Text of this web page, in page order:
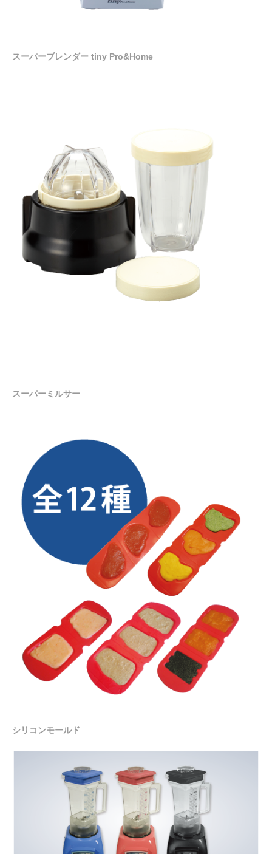
スーパーブレンダー tiny Pro&Home
スーパーミルサー
シリコンモールド